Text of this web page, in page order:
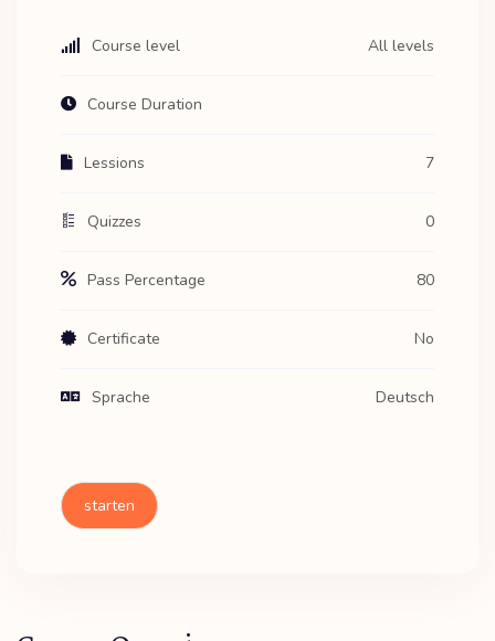
Course level All levels
Course Duration
Lessions 7
Quizzes 0
Pass Percentage 80
Certificate No
Sprache Deutsch
starten